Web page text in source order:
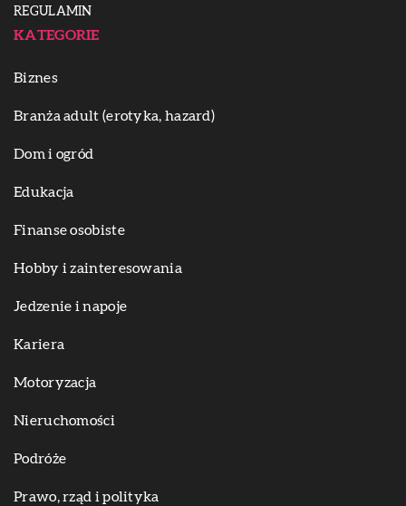
REGULAMIN
KATEGORIE
Biznes
Branża adult (erotyka, hazard)
Dom i ogród
Edukacja
Finanse osobiste
Hobby i zainteresowania
Jedzenie i napoje
Kariera
Motoryzacja
Nieruchomości
Podróże
Prawo, rząd i polityka